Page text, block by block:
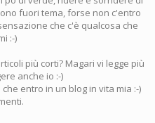
fuori tema, forse non c'entro
che c'è qualcosa che
:-)
più corti? Magari vi legge più
anche io :-)
entro in un blog in vita mia :-)